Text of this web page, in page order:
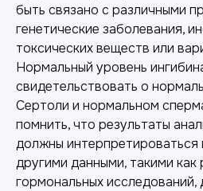
быть связано с различными
генетические заболевания,
токсических веществ или
Нормальный уровень
свидетельствовать о
Сертоли и нормальном
помнить, что результаты
должны интерпретироваться
другими данными, такими как
гормональных